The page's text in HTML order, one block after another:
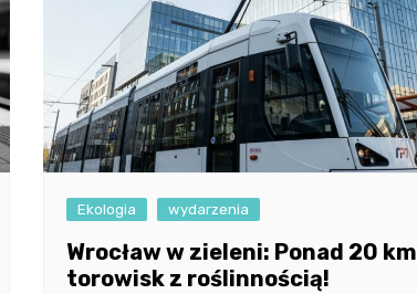
Ekologia wydarzenia
Wrocław w zieleni: Ponad 20 km
torowisk z roślinnością!